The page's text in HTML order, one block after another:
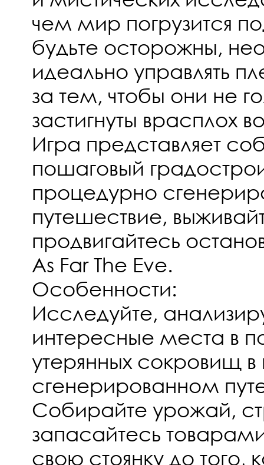
чем мир погрузится
будьте осторожны,
идеально управлять
за тем, чтобы они не
застигнуты врасплох
Игра представляет
пошаговый
процедурно
путешествие,
продвигайтесь
As Far The Eve.
Особенности:
Исследуйте,
интересные места в
утерянных сокровищ
сгенерированном
Собирайте урожай,
запасайтесь
свою стоянку до того,